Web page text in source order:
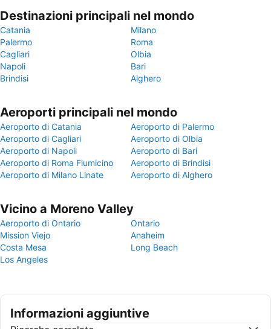
Destinazioni principali nel mondo
Catania
Milano
Palermo
Roma
Cagliari
Olbia
Napoli
Bari
Brindisi
Alghero
Aeroporti principali nel mondo
Aeroporto di Catania
Aeroporto di Palermo
Aeroporto di Cagliari
Aeroporto di Olbia
Aeroporto di Napoli
Aeroporto di Bari
Aeroporto di Roma Fiumicino
Aeroporto di Brindisi
Aeroporto di Milano Linate
Aeroporto di Alghero
Vicino a Moreno Valley
Aeroporto di Ontario
Ontario
Mission Viejo
Anaheim
Costa Mesa
Long Beach
Los Angeles
Informazioni aggiuntive